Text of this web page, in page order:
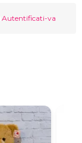
Autentificati-va